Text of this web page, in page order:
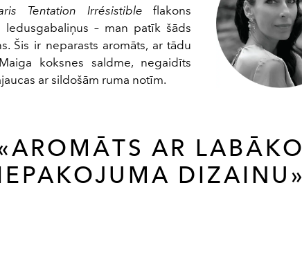
Tentation Irrésistible flakons
– man patīk šāds
Šis ir neparasts aromāts, ar tādu
koksnes saldme, negaidīts
ar sildošām ruma notīm.
AR LABĀKO
DIZAINU»